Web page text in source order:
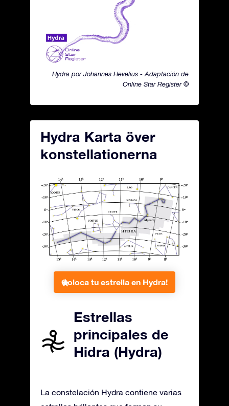
Hydra por Johannes Hevelius - Adaptación de
Online Star Register ©
Hydra Karta över
konstellationerna
Coloca tu estrella en Hydra!
Estrellas
principales de
Hidra (Hydra)
La constelación Hydra contiene varias